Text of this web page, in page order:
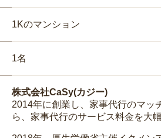
1Kのマンション
1名
株式会社CaSy(カジー)
2014年に創業し、家事代行のマッ
ら、家事代行のサービス料金を大